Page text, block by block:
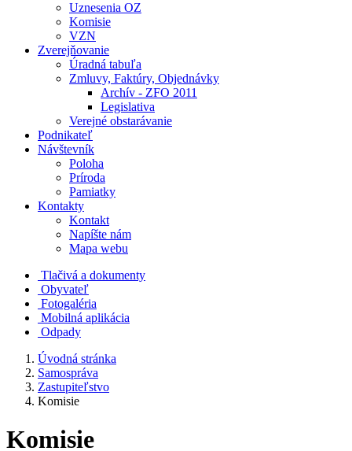
Uznesenia OZ
Komisie
VZN
Zverejňovanie
Úradná tabuľa
Zmluvy, Faktúry, Objednávky
Archív - ZFO 2011
Legislativa
Verejné obstarávanie
Podnikateľ
Návštevník
Poloha
Príroda
Pamiatky
Kontakty
Kontakt
Napíšte nám
Mapa webu
Tlačivá a dokumenty
Obyvateľ
Fotogaléria
Mobilná aplikácia
Odpady
Úvodná stránka
Samospráva
Zastupiteľstvo
Komisie
Komisie